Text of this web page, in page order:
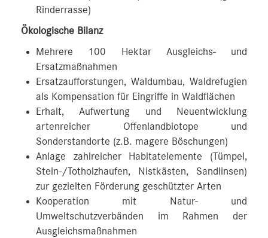
Rinderrasse)
Ökologische Bilanz
Mehrere 100 Hektar Ausgleichs- und
Ersatzmaßnahmen
Ersatzaufforstungen, Waldumbau, Waldrefugien
als Kompensation für Eingriffe in Waldflächen
Erhalt, Aufwertung und Neuentwicklung
artenreicher Offenlandbiotope und
Sonderstandorte (z.B. magere Böschungen)
Anlage zahlreicher Habitatelemente (Tümpel,
Stein-/Totholzhaufen, Nistkästen, Sandlinsen)
zur gezielten Förderung geschützter Arten
Kooperation mit Natur- und
Umweltschutzverbänden im Rahmen der
Ausgleichsmaßnahmen